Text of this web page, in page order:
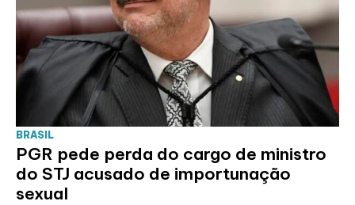
BRASIL
PGR pede perda do cargo de ministro
do STJ acusado de importunação
sexual